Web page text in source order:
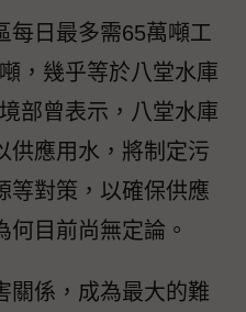
每日最多需65萬噸工
，幾乎等於八堂水庫
部曾表示，八堂水庫
供應用水，將制定污
等對策，以確保供應
何目前尚無定論。
關係，成為最大的難